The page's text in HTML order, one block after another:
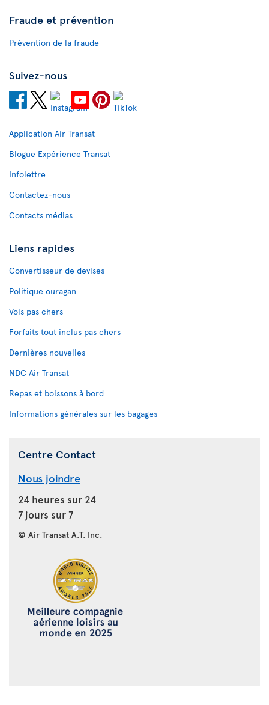
Fraude et prévention
Prévention de la fraude
Suivez-nous
Application Air Transat
Blogue Expérience Transat
Infolettre
Contactez-nous
Contacts médias
Liens rapides
Convertisseur de devises
Politique ouragan
Vols pas chers
Forfaits tout inclus pas chers
Dernières nouvelles
NDC Air Transat
Repas et boissons à bord
Informations générales sur les bagages
Centre Contact
Nous joindre
24 heures sur 24
7 jours sur 7
© Air Transat A.T. Inc.